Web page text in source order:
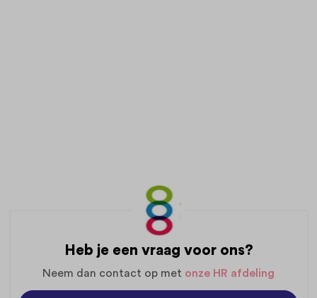
Heb je een vraag voor ons?
Neem dan contact op met onze HR afdeling